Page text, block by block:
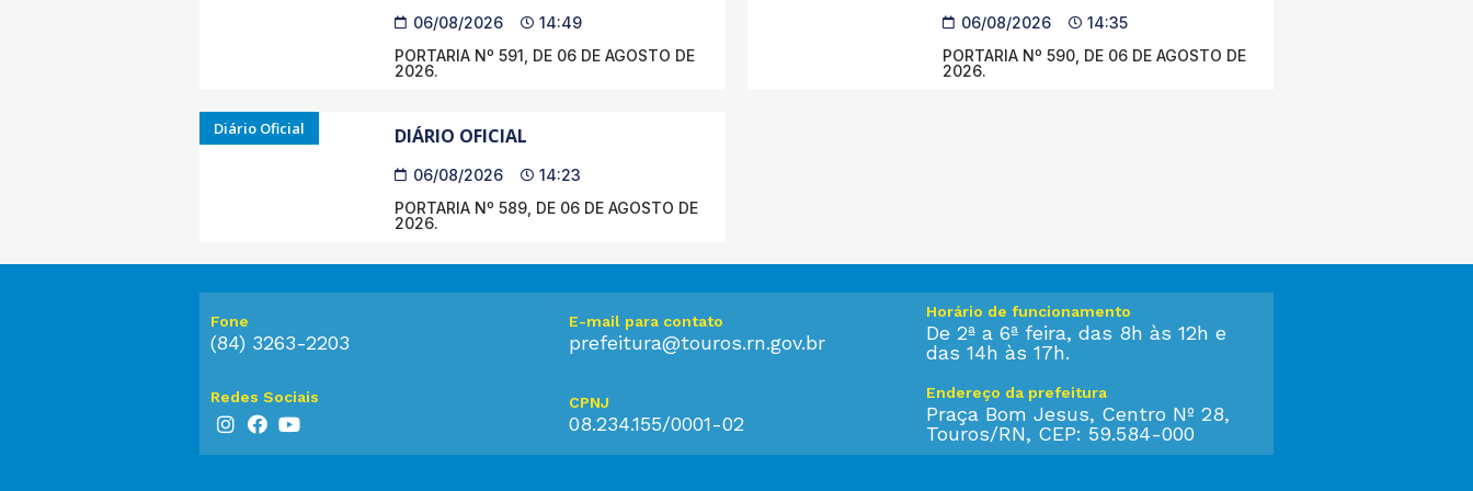
06/08/2026
14:49
PORTARIA Nº 591, DE 06 DE AGOSTO DE
2026.
06/08/2026
14:35
PORTARIA Nº 590, DE 06 DE AGOSTO DE
2026.
Diário Oficial DIÁRIO OFICIAL
06/08/2026
14:23
PORTARIA Nº 589, DE 06 DE AGOSTO DE
2026.
Fone
(84) 3263-2203
E-mail para contato
prefeitura@touros.rn.gov.br
Horário de funcionamento
De 2ª a 6ª feira, das 8h às 12h e
das 14h às 17h.
Redes Sociais CPNJ
08.234.155/0001-02
Endereço da prefeitura
Praça Bom Jesus, Centro Nº 28,
Touros/RN, CEP: 59.584-000